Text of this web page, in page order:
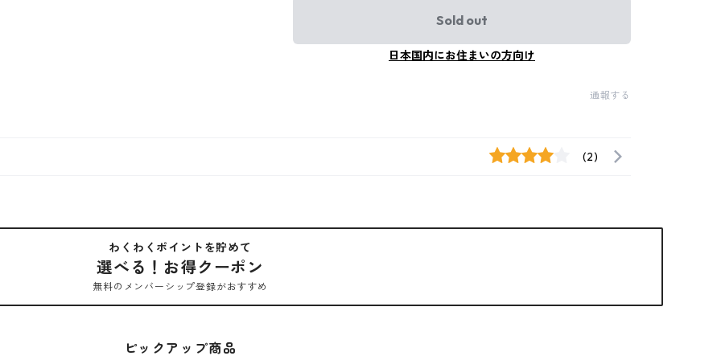
Sold out
日本国内にお住まいの方向け
通報する
(2)
わくわくポイントを貯めて
選べる！お得クーポン
無料のメンバーシップ登録がおすすめ
ピックアップ商品